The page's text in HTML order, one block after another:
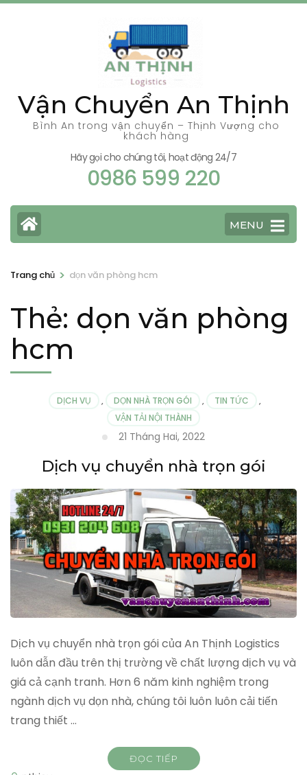
Bỏ
dungVận Chuyển An Thịnh
Bình An trong vận chuyển – Thịnh Vượng cho
khách hàng
Hãy gọi cho chúng tôi, hoạt động 24/7
0986 599 220
MENU
Trang chủ > dọn văn phòng hcm
Thẻ: dọn văn phòng
hcm
DỊCH VỤ , DỌN NHÀ TRỌN GÓI , TIN TỨC
,
VẬN TẢI NỘI THÀNH
21 Tháng Hai, 2022
Dịch vụ chuyển nhà trọn gói
Dịch vụ chuyển nhà trọn gói của An Thịnh Logistics
luôn dẫn đầu trên thị trường về chất lượng dịch vụ và
giá cả cạnh tranh. Hơn 6 năm kinh nghiệm trong
ngành dịch vụ dọn nhà, chúng tôi luôn luôn cải tiến
trang thiết …
ĐỌC TIẾP